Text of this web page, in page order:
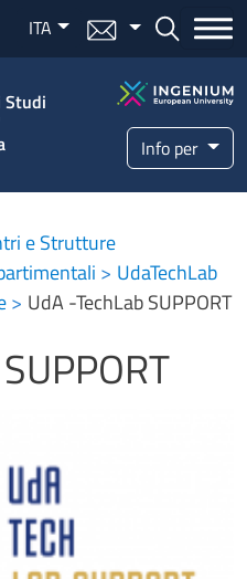
Salta al contenuto principale
ITA Menu mail Bottone
Studi
Info per
e Strutture
UdaTechLab
UdA -TechLab SUPPORT